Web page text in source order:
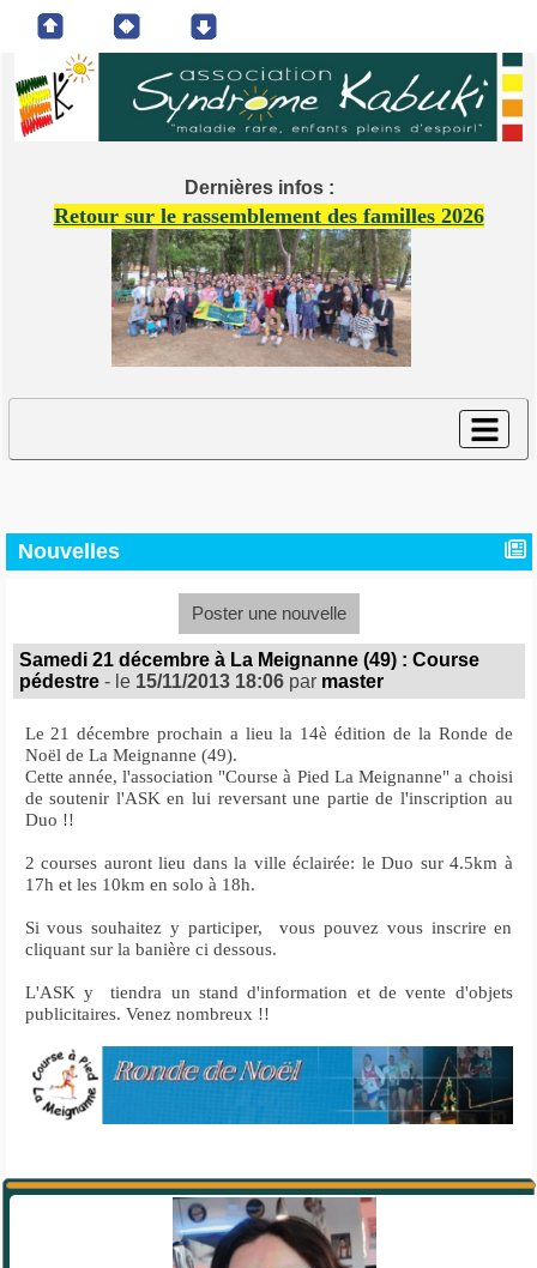
Dernières infos :
Retour sur le rassemblement des familles 2026
Nouvelles
Poster une nouvelle
Samedi 21 décembre à La Meignanne (49) : Course
pédestre - le 15/11/2013 18:06par master
Le 21 décembre prochain a lieu la 14è édition de la Ronde de
Noël de La Meignanne (49).
Cette année, l'association "Course à Pied La Meignanne" a choisi
de soutenir l'ASK en lui reversant une partie de l'inscription au
Duo !!
2 courses auront lieu dans la ville éclairée: le Duo sur 4.5km à
17h et les 10km en solo à 18h.
Si vous souhaitez y participer, vous pouvez vous inscrire en
cliquant sur la banière ci dessous.
L'ASK y tiendra un stand d'information et de vente d'objets
publicitaires. Venez nombreux !!